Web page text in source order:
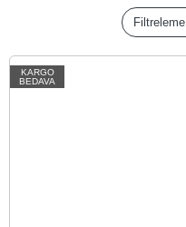
Filtreleme
KARGO
BEDAVA